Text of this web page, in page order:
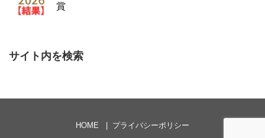
賞
サイト内を検索
HOME プライバシーポリシー